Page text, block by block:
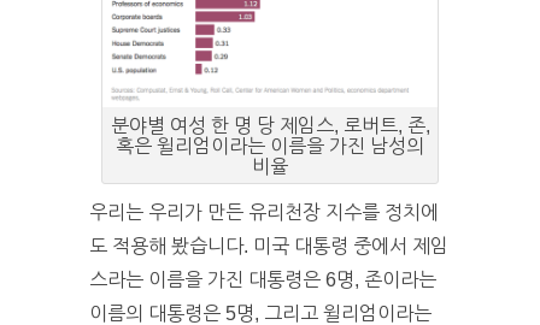
분야별 여성 한 명 당 제임스, 로버트, 존,
혹은 윌리엄이라는 이름을 가진 남성의
비율
우리는 우리가 만든 유리천장 지수를 정치에
도 적용해 봤습니다. 미국 대통령 중에서 제임
스라는 이름을 가진 대통령은 6명, 존이라는
이름의 대통령은 5명, 그리고 윌리엄이라는